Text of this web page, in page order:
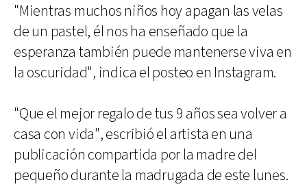
"Mientras muchos niños hoy apagan las velas
de un pastel, él nos ha enseñado que la
esperanza también puede mantenerse viva en
la oscuridad", indica el posteo en Instagram.
"Que el mejor regalo de tus 9 años sea volver a
casa con vida", escribió el artista en una
publicación compartida por la madre del
pequeño durante la madrugada de este lunes.